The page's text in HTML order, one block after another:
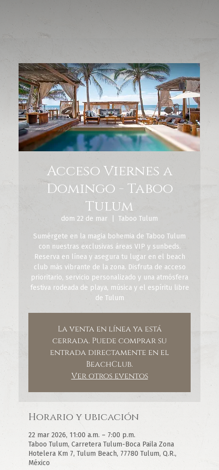
Acceso Viernes a
Domingo - Taboo
Tulum
dom 22 de mar Taboo Tulum
Sumérgete en la magia bohemia de Taboo Tulum
con nuestras exclusivas áreas VIP y sunbeds.
Reserva en línea y asegura tu lugar en el beach
club más vibrante de la zona. Disfruta de acceso
prioritario, servicio personalizado y una atmósfera
festiva rodeada de playa, música y el espíritu libre
de Tulum
La venta en línea ya está
cerrada. Puede comprar su
entrada directamente en el
BeachClub.
Ver otros eventos
Horario y ubicación
22 mar 2026, 11:00 a.m. – 7:00 p.m.
Taboo Tulum, Carretera Tulum-Boca Paila Zona
Hotelera Km 7, Tulum Beach, 77780 Tulum, Q.R.,
México